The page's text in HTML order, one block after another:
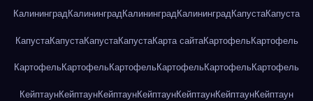
Калининград Калининград Калининград Калининград КапустаКапуста
КапустаКапустаКапустаКапустаКарта сайтаКартофельКартофель
КартофельКартофельКартофельКартофельКартофельКартофель
КейптаунКейптаунКейптаунКейптаунКейптаунКейптаунКейптаун